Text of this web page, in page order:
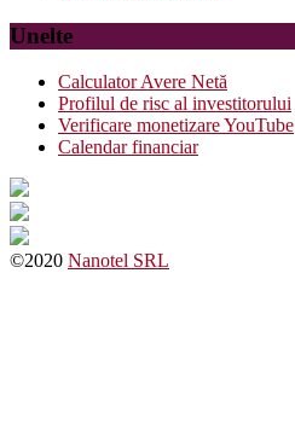
Unelte
Calculator Avere Netă
Profilul de risc al investitorului
Verificare monetizare YouTube
Calendar financiar
©2020 Nanotel SRL